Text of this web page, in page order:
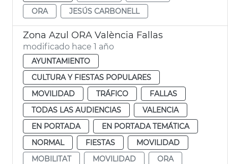
ORA
JESÚS CARBONELL
Zona Azul ORA València Fallas
modificado hace 1 año
AYUNTAMIENTO
CULTURA Y FIESTAS POPULARES
MOVILIDAD
TRÁFICO
FALLAS
TODAS LAS AUDIENCIAS
VALENCIA
EN PORTADA
EN PORTADA TEMÁTICA
NORMAL
FIESTAS
MOVILIDAD
MOBILITAT
MOVILIDAD
ORA